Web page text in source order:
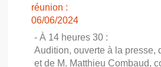
réunion :
06/06/2024
- À 14 heures 30 :
Audition, ouverte à la presse,
et de M. Matthieu Combaud,